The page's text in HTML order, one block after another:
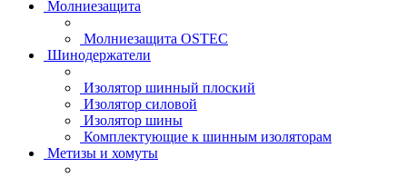
Молниезащита
Молниезащита OSTEC
Шинодержатели
Изолятор шинный плоский
Изолятор силовой
Изолятор шины
Комплектующие к шинным изоляторам
Метизы и хомуты